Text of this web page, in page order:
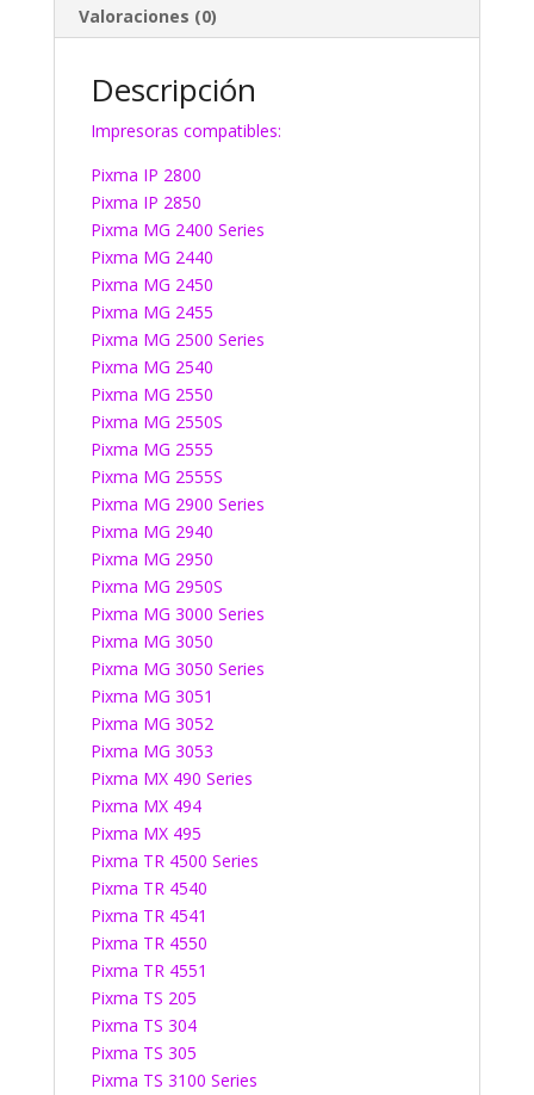
Valoraciones (0)
Descripción
Impresoras compatibles:
Pixma IP 2800
Pixma IP 2850
Pixma MG 2400 Series
Pixma MG 2440
Pixma MG 2450
Pixma MG 2455
Pixma MG 2500 Series
Pixma MG 2540
Pixma MG 2550
Pixma MG 2550S
Pixma MG 2555
Pixma MG 2555S
Pixma MG 2900 Series
Pixma MG 2940
Pixma MG 2950
Pixma MG 2950S
Pixma MG 3000 Series
Pixma MG 3050
Pixma MG 3050 Series
Pixma MG 3051
Pixma MG 3052
Pixma MG 3053
Pixma MX 490 Series
Pixma MX 494
Pixma MX 495
Pixma TR 4500 Series
Pixma TR 4540
Pixma TR 4541
Pixma TR 4550
Pixma TR 4551
Pixma TS 205
Pixma TS 304
Pixma TS 305
Pixma TS 3100 Series